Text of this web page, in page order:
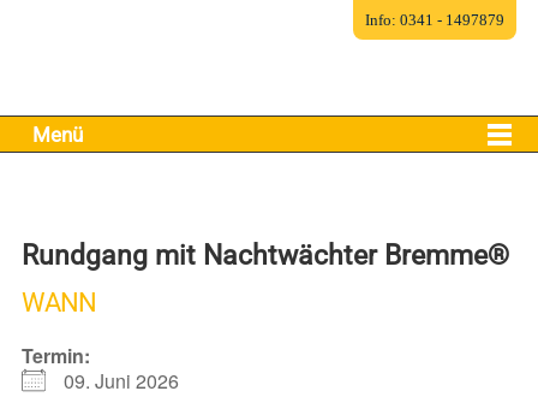
Menü
Rundgang mit Nachtwächter Bremme®
WANN
Termin:
09. Juni 2026
Info: 0341 - 1497879